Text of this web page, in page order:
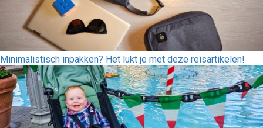
Minimalistisch inpakken? Het lukt je met deze reisartikelen!